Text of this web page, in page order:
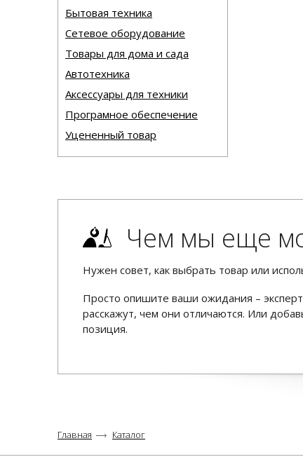
Бытовая техника
Сетевое оборудование
Товары для дома и сада
Автотехника
Аксессуары для техники
Програмное обеспечение
Уцененный товар
Чем мы еще
Нужен совет, как выбрать товар или
Просто опишите ваши ожидания –
расскажут, чем они отличаются. Или
позиция.
Главная Каталог